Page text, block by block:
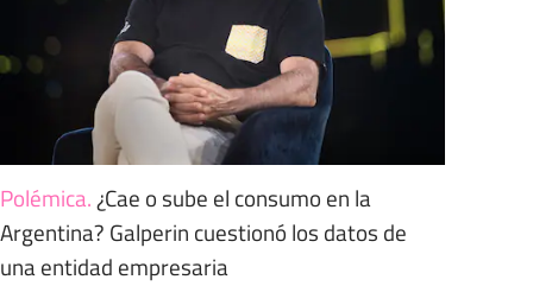
Polémica.¿Cae o sube el consumo en la
Argentina? Galperin cuestionó los datos de
una entidad empresaria